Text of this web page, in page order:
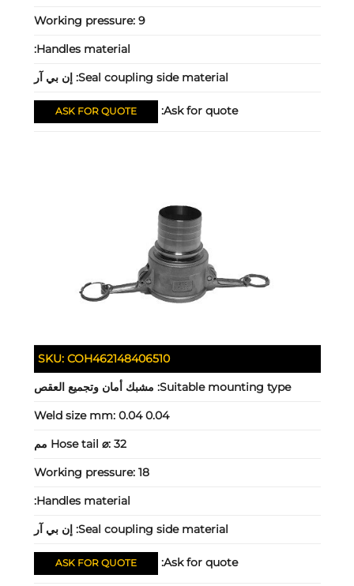
Working pressure: 9
Handles material:
Seal coupling side material: إن بي آر
Ask for quote:
ASK FOR QUOTE
SKU: COH462148406510
Suitable mounting type: مشبك أمان وتجميع العقص
Weld size mm: 0.04 0.04
Hose tail ⌀: 32 مم
Working pressure: 18
Handles material:
Seal coupling side material: إن بي آر
Ask for quote:
ASK FOR QUOTE